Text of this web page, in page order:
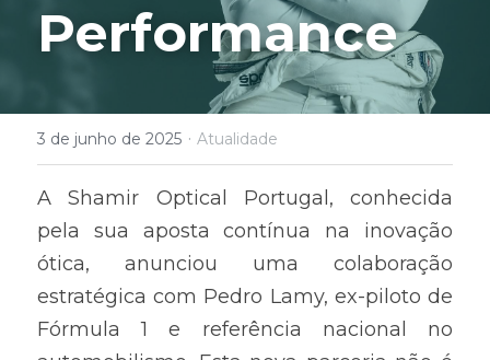
Performance
3 de junho de 2025 · Atualidade
A Shamir Optical Portugal, conhecida
pela sua aposta contínua na inovação
ótica, anunciou uma colaboração
estratégica com Pedro Lamy, ex-piloto de
Fórmula 1 e referência nacional no